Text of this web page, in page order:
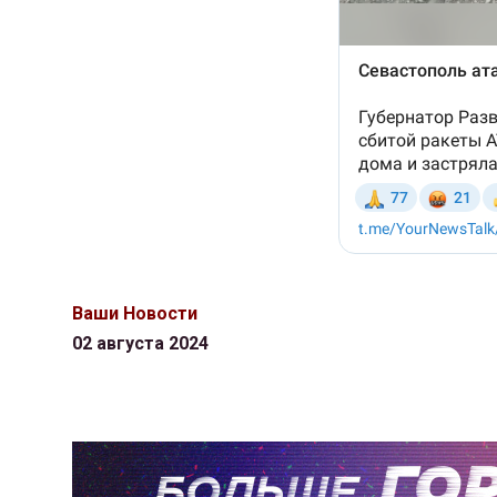
Ваши Новости
02 августа 2024